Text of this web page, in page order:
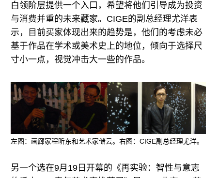
白领阶层提供一个入口，希望将他们引导成为投资
与消费并重的未来藏家。CIGE的副总经理尤洋表
示，目前买家体现出来的趋势是，他们的考虑未必
基于作品在学术或美术史上的地位，倾向于选择尺
寸小一点，视觉冲击大一些的作品。
左图：画廊家程昕东和艺术家储云。右图：CIGE副总经理尤洋。
另一个选在9月19日开幕的《再实验：智性与意志